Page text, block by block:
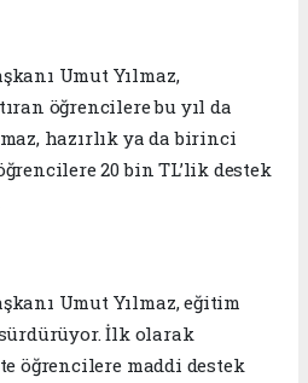
Umut Yılmaz,
öğrencilere bu yıl da
hazırlık ya da birinci
20 bin TL’lik destek
Umut Yılmaz, eğitim
İlk olarak
öğrencilere maddi destek